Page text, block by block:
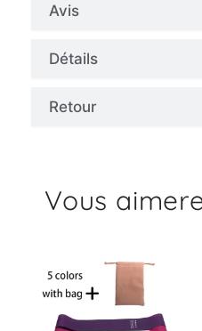
Avis
Détails
Retour
Vous